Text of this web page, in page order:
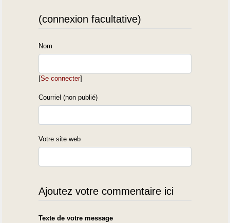
(connexion facultative)
Nom
[Se connecter]
Courriel (non publié)
Votre site web
Ajoutez votre commentaire ici
Texte de votre message